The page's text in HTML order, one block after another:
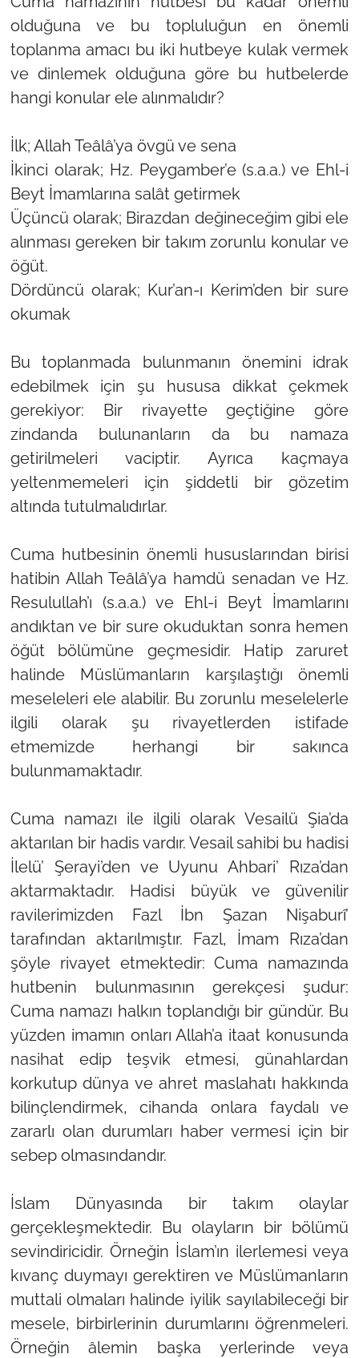
olduğuna ve bu topluluğun en önemli
toplanma amacı bu iki hutbeye kulak vermek
ve dinlemek olduğuna göre bu hutbelerde
hangi konular ele alınmalıdır?
İlk; Allah Teâlâ’ya övgü ve sena
İkinci olarak; Hz. Peygamber’e (s.a.a.) ve Ehl-i
Beyt İmamlarına salât getirmek
Üçüncü olarak; Birazdan değineceğim gibi ele
alınması gereken bir takım zorunlu konular ve
öğüt.
Dördüncü olarak; Kur’an-ı Kerim’den bir sure
okumak
Bu toplanmada bulunmanın önemini idrak
edebilmek için şu hususa dikkat çekmek
gerekiyor: Bir rivayette geçtiğine göre
zindanda bulunanların da bu namaza
getirilmeleri vaciptir. Ayrıca kaçmaya
yeltenmemeleri için şiddetli bir gözetim
altında tutulmalıdırlar.
Cuma hutbesinin önemli hususlarından birisi
hatibin Allah Teâlâ’ya hamdü senadan ve Hz.
Resulullah’ı (s.a.a.) ve Ehl-i Beyt İmamlarını
andıktan ve bir sure okuduktan sonra hemen
öğüt bölümüne geçmesidir. Hatip zaruret
halinde Müslümanların karşılaştığı önemli
meseleleri ele alabilir. Bu zorunlu meselelerle
ilgili olarak şu rivayetlerden istifade
etmemizde herhangi bir sakınca
bulunmamaktadır.
Cuma namazı ile ilgili olarak Vesailü Şia’da
aktarılan bir hadis vardır. Vesail sahibi bu hadisi
İlelü’ Şerayi’den ve Uyunu Ahbari’ Rıza’dan
aktarmaktadır. Hadisi büyük ve güvenilir
ravilerimizden Fazl İbn Şazan Nişaburî’
tarafından aktarılmıştır. Fazl, İmam Rıza’dan
şöyle rivayet etmektedir: Cuma namazında
hutbenin bulunmasının gerekçesi şudur:
Cuma namazı halkın toplandığı bir gündür. Bu
yüzden imamın onları Allah’a itaat konusunda
nasihat edip teşvik etmesi, günahlardan
korkutup dünya ve ahret maslahatı hakkında
bilinçlendirmek, cihanda onlara faydalı ve
zararlı olan durumları haber vermesi için bir
sebep olmasındandır.
İslam Dünyasında bir takım olaylar
gerçekleşmektedir. Bu olayların bir bölümü
sevindiricidir. Örneğin İslam’ın ilerlemesi veya
kıvanç duymayı gerektiren ve Müslümanların
muttali olmaları halinde iyilik sayılabileceği bir
mesele, birbirlerinin durumlarını öğrenmeleri.
Örneğin âlemin başka yerlerinde veya